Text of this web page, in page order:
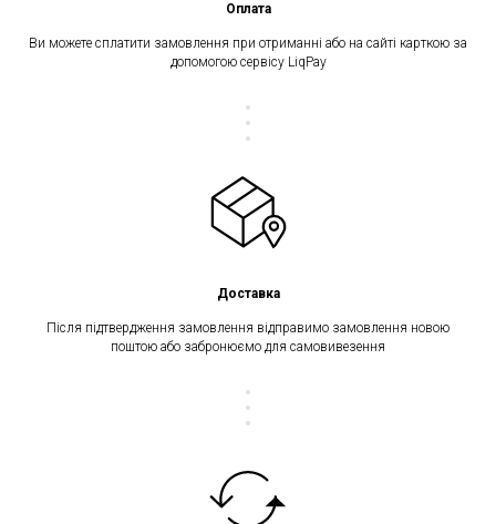
Оплата
Ви можете сплатити замовлення при отриманні або на сайті карткою за
допомогою сервісу LiqPay
Доставка
Після підтвердження замовлення відправимо замовлення новою
поштою або забронюємо для самовивезення